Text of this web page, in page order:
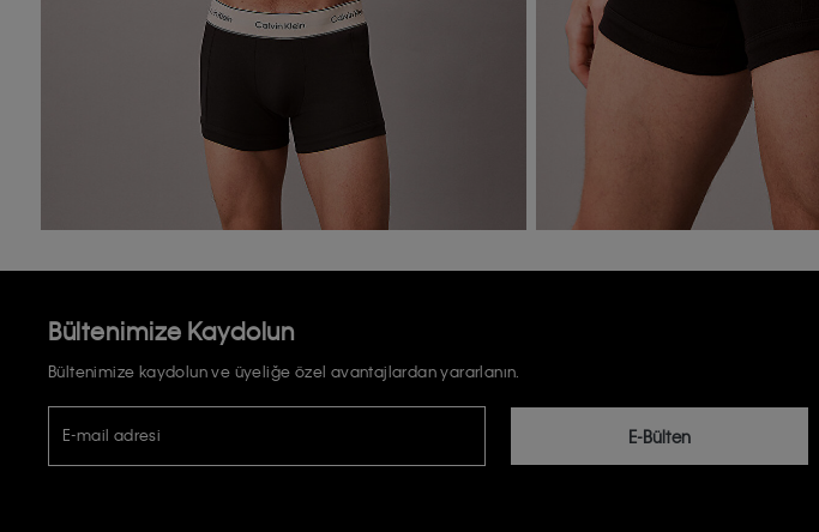
Bültenimize Kaydolun
Bültenimize kaydolun ve üyeliğe özel avantajlardan yararlanın.
E-mail adresi E-Bülten